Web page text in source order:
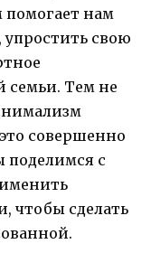
нам
свою
семьи. Тем не
совершенно
поделимся с
чтобы сделать